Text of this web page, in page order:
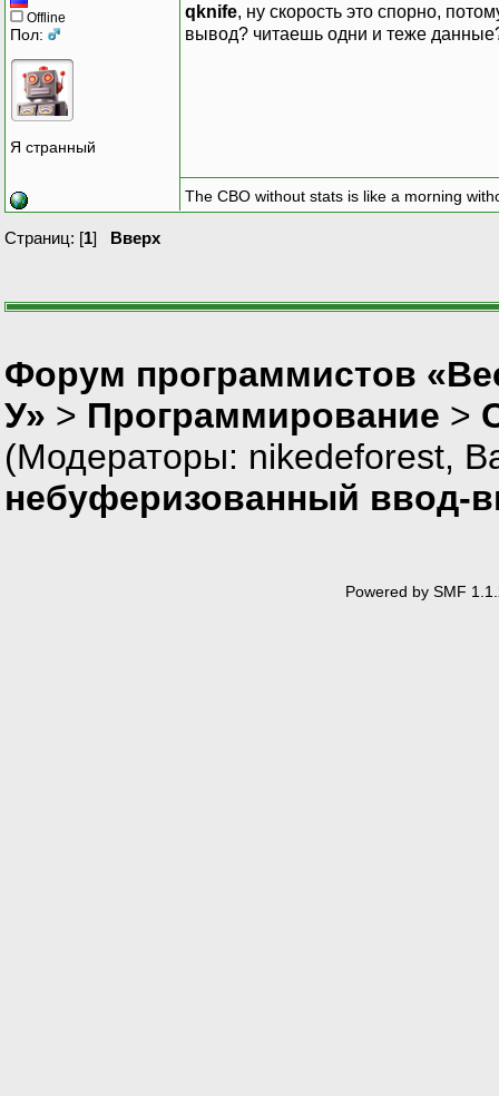
Offline
Пол:
Я странный
qknife, ну скорость это спорно,
вывод? читаешь одни и теже
The CBO without stats is like a morning
Страниц: [1] Вверх
Форум программистов
У» > Программирование >
(Модераторы: nikedeforest,
небуферизованный ввод-
Powered by SMF